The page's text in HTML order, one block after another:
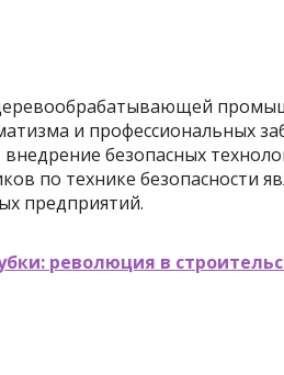
и профессиональных
безопасных
по технике безопасности
предприятий.
революция в